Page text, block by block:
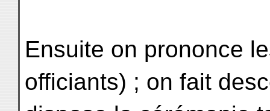
Ensuite on prononce
officiants) ; on fait